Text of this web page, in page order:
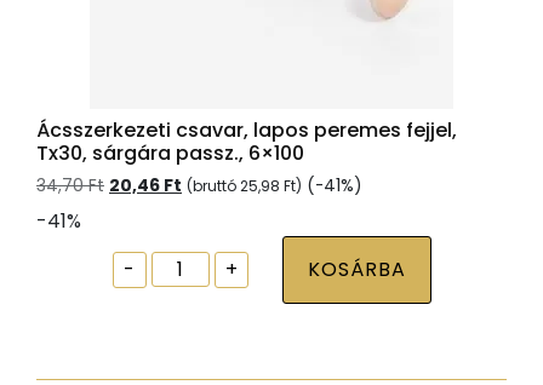
Ácsszerkezeti csavar, lapos peremes fejjel,
Tx30, sárgára passz., 6×100
34,70Ft Original
34,70 Ft.
20,46 Ft Current
20,46 Ft.
(bruttó25,98 Ft) (-41%)
-41%
-
Ácsszerkezeti
csavar,
+ KOSÁRBA